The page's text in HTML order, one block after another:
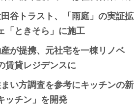
谷トラスト、「雨庭」の実証拡
「ときそら」に施工
が提携、元社宅を一棟リノベ
賃貸レジデンスに
い方調査を参考にキッチンの新
ッチン」を開発